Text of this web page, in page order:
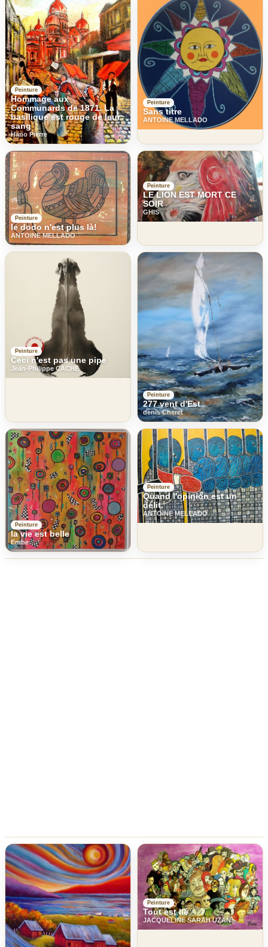
Peinture
Hommage aux
Communards de 1871. La
basilique est rouge de leur
sang
Hano Pierre
Peinture
Sans titre
ANTOINE MELLADO
Peinture
le dodo n'est plus là!
ANTOINE MELLADO
Peinture
LE LION EST MORT CE
SOIR
GHIS
Peinture
Ceci n'est pas une pipe
Jean-Philippe CACHE
Peinture
277 vent d'Est
denis Cheret
Peinture
la vie est belle
Embe
Peinture
Quand l'opinion est un
délit.
ANTOINE MELLADO
Peinture
Tout est lié
JACQUELINE SARAH UZAN